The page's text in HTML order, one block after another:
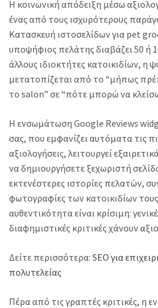
Η κοινωνική απόδειξη μέσω
ένας από τους ισχυρότερους
Κατασκευή ιστοσελίδων για pet
υποψήφιος πελάτης διαβάζει 50 ή
άλλους ιδιοκτήτες κατοικιδίων, η
μετατοπίζεται από το “μήπως
το salon” σε “πότε μπορώ να
Η ενσωμάτωση Google Reviews
σας, που εμφανίζει αυτόματα τις
αξιολογήσεις, λειτουργεί
να δημιουργήσετε ξεχωριστή
εκτενέστερες ιστορίες πελατών,
φωτογραφίες των κατοικιδίων
αυθεντικότητα είναι κρίσιμη:
διαφημιστικές κριτικές χάνουν
Δείτε περισσότερα: SEO για
πολυτελείας
Πέρα από τις γραπτές κριτικές, η